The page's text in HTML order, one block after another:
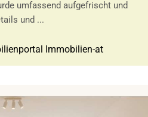
umfassend aufgefrischt und
und ...
Immobilien-at